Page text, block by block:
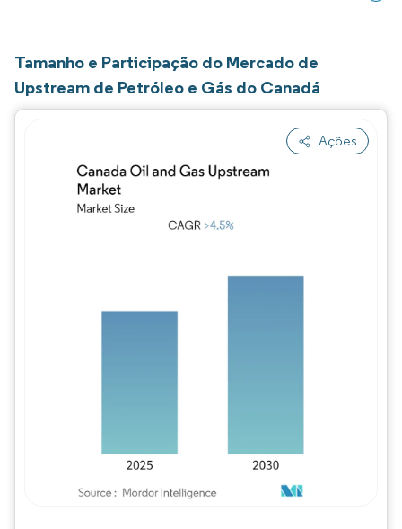
Tamanho e Participação do Mercado de
Upstream de Petróleo e Gás do Canadá
Ações